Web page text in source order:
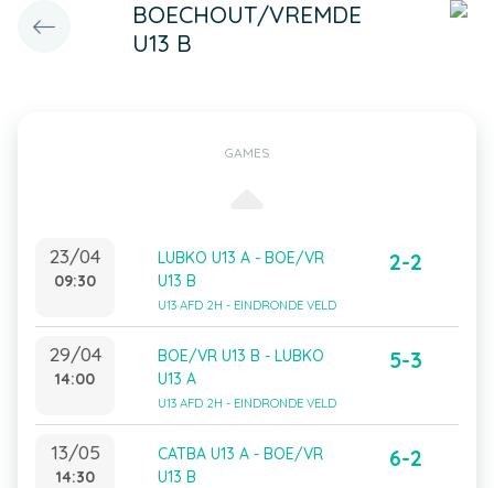
BOECHOUT/VREMDE
U13 B
GAMES
23/04
09:30
LUBKO U13 A - BOE/VR
U13 B
U13 AFD 2H - EINDRONDE VELD
2-2
29/04
14:00
BOE/VR U13 B - LUBKO
U13 A
U13 AFD 2H - EINDRONDE VELD
5-3
13/05
14:30
CATBA U13 A - BOE/VR
U13 B
6-2